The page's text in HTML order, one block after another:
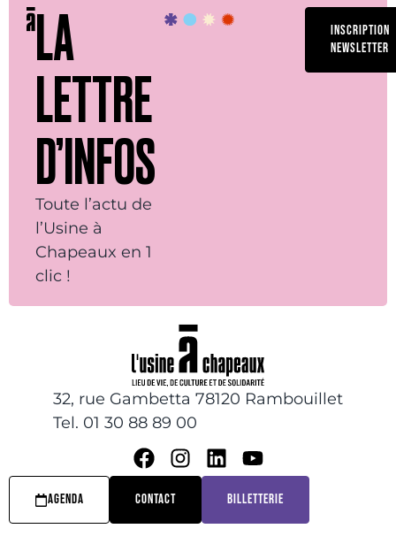
LA
LETTRE
D’INFOS
Toute l’actu de
l’Usine à
Chapeaux en 1
clic !
INSCRIPTION
NEWSLETTER
32, rue Gambetta 78120 Rambouillet
Tel. 01 30 88 89 00
AGENDA CONTACT BILLETTERIE